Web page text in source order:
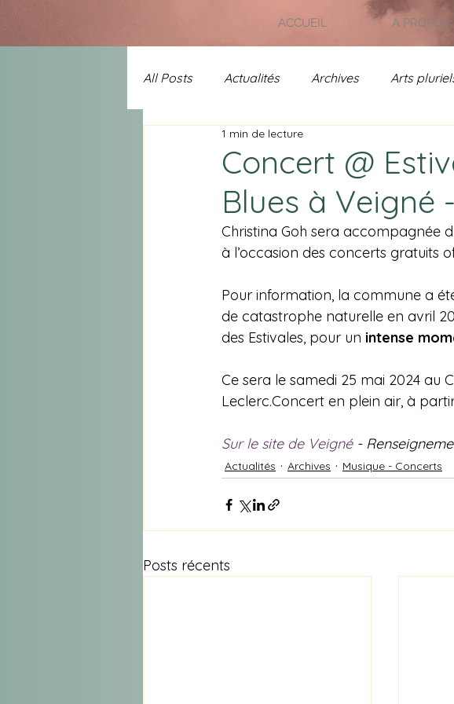
ACCUEIL A PROPOS
All Posts Actualités Archives Arts
Uncategorized Prix Chanson - Jardin de
A l'affiche Spécial 25 ans - Archives
Concert @
Blues à Veigné
1 min de lecture
Christina Goh sera accompagnée
à l’occasion des concerts gratuits
Pour information, la commune a
de catastrophe naturelle en avril
des Estivales, pour un intense
Ce sera le samedi 25 mai 2024 au
Leclerc.Concert en plein air, à
Sur le site de Veigné -
Actualités Archives Musique - Concerts
Posts récents